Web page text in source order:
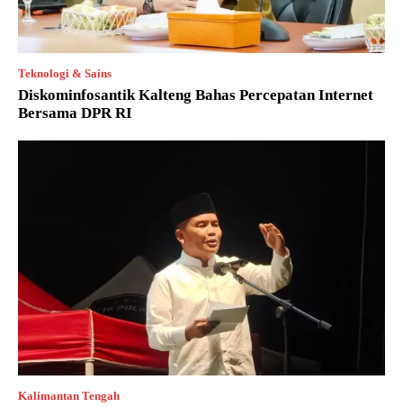
Teknologi & Sains
Diskominfosantik Kalteng Bahas Percepatan Internet
Bersama DPR RI
Kalimantan Tengah